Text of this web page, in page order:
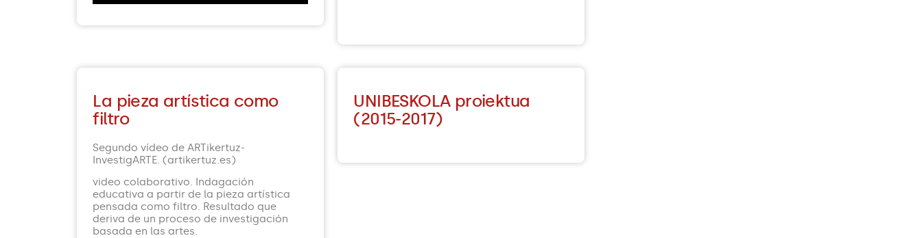
La pieza artística como
filtro
Segundo vídeo de ARTikertuz-
InvestigARTE. (artikertuz.es)
video colaborativo. Indagación
educativa a partir de la pieza artística
pensada como filtro. Resultado que
deriva de un proceso de investigación
basada en las artes.
UNIBESKOLA proiektua
(2015-2017)